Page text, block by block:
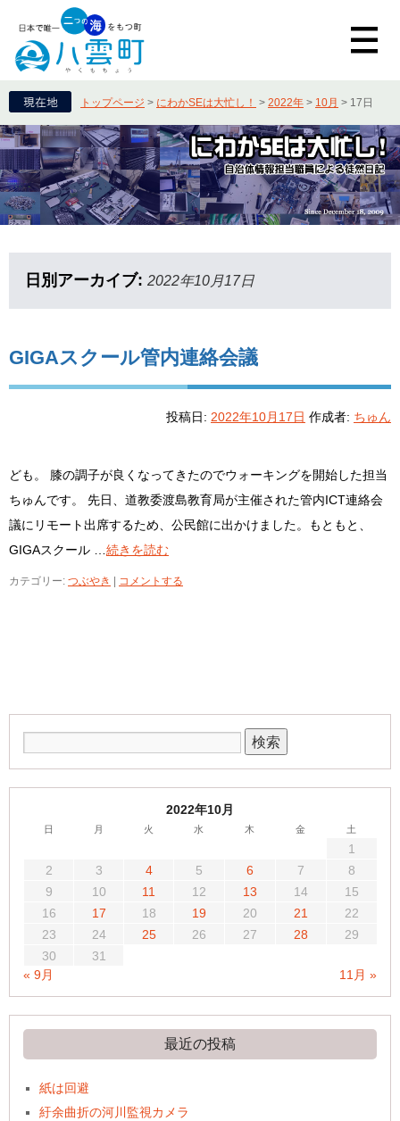
トップページ > にわかSEは大忙し！ > 2022年 > 10月 > 17日
日別アーカイブ: 2022年10月17日
GIGAスクール管内連絡会議
投稿日: 2022年10月17日 作成者: ちゅん
ども。 膝の調子が良くなってきたのでウォーキングを開始した担当
ちゅんです。 先日、道教委渡島教育局が主催された管内ICT連絡会
議にリモート出席するため、公民館に出かけました。もともと、
GIGAスクール … 続きを読む
カテゴリー: つぶやき コメントする
2022年10月
日 月 火 水 木 金 土
1
2
3 4 5 6 7
8
9
10 11 12 13 14
15
16
17 18 19 20 21
22
23
24 25 26 27 28
29
30
31
« 9月
11月 »
最近の投稿
紙は回避
紆余曲折の河川監視カメラ